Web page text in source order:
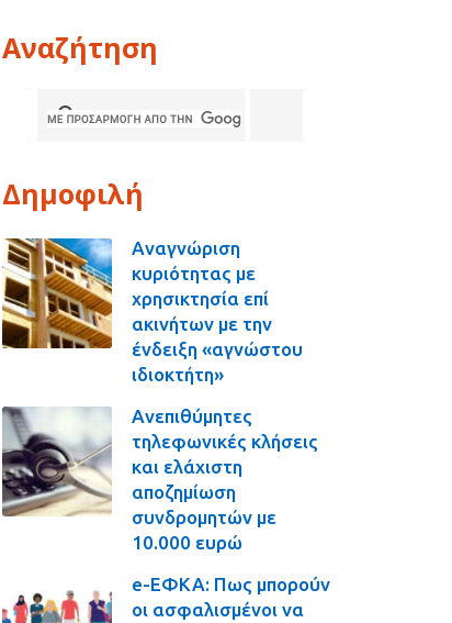
Αναζήτηση
Δημοφιλή
Αναγνώριση
κυριότητας με
χρησικτησία επί
ακινήτων με την
ένδειξη «αγνώστου
ιδιοκτήτη»
Ανεπιθύμητες
τηλεφωνικές κλήσεις
και ελάχιστη
αποζημίωση
συνδρομητών με
10.000 ευρώ
e-ΕΦΚΑ: Πως μπορούν
οι ασφαλισμένοι να